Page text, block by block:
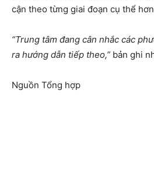
cận theo từng giai đoạn cụ thể
“Trung tâm đang cân nhắc các
ra hướng dẫn tiếp theo,” bản ghi
Nguồn Tổng hợp